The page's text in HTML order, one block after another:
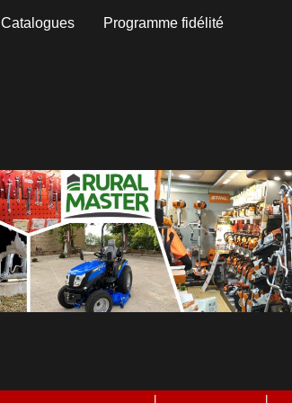
Catalogues Programme fidélité